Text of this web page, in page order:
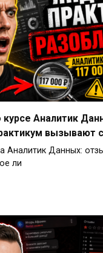
Аналитик
вызывают
Аналитик Данных:
ли